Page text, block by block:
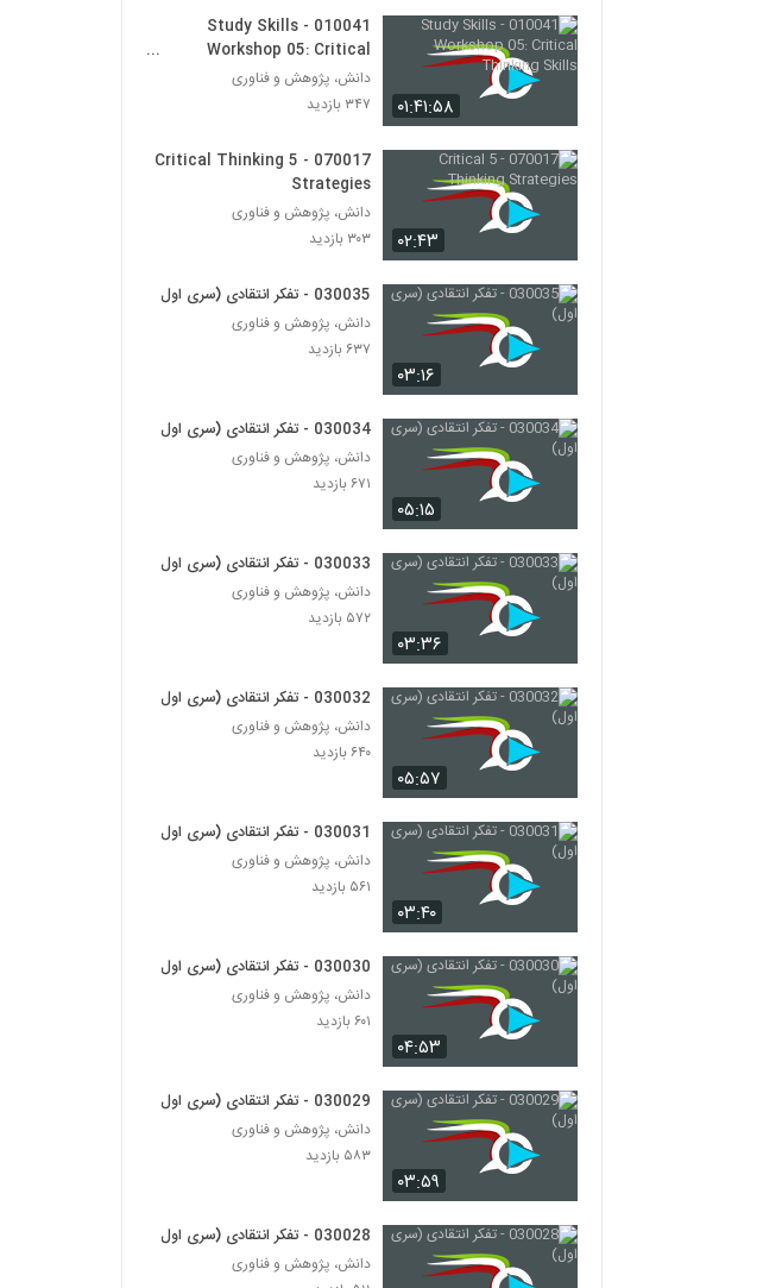
۵۸۳ بازدید
030030 - تفکر انتقادی (سری اول)
۶۰۱ بازدید
۵۶۱ بازدید
030032 - تفکر انتقادی (سری اول)
۶۴۰ بازدید
030033 - تفکر انتقادی (سری اول)
030034 - تفکر انتقادی (سری اول)
۶۷۱ بازدید
030035 - تفکر انتقادی (سری اول)
۶۳۷ بازدید
030036 - نظریه انتخاب عقلانی
۴۸۳ بازدید
030042 - نظریه دانش
۵۳۲ بازدید
030043 - نظریه دانش
۴۸۷ بازدید
030044 - نظریه دانش
030045 - نظریه دانش
۵۱۹ بازدید
030046 - نظریه دانش
۵۳۲ بازدید
۰۱:۴۱:۵۸
010041 - Study Skills
Workshop 05: Critical
Thinking Skills
دانش، پژوهش و فناوری
۳۴۷ بازدید
۰۲:۴۳
070017 - 5 Critical Thinking
Strategies
دانش، پژوهش و فناوری
۳۰۳ بازدید
۰۳:۱۶
030035 - تفکر انتقادی (سری اول)
دانش، پژوهش و فناوری
۶۳۷ بازدید
۰۵:۱۵
030034 - تفکر انتقادی (سری اول)
دانش، پژوهش و فناوری
۶۷۱ بازدید
۰۳:۳۶
030033 - تفکر انتقادی (سری اول)
دانش، پژوهش و فناوری
۵۷۲ بازدید
۰۵:۵۷
030032 - تفکر انتقادی (سری اول)
دانش، پژوهش و فناوری
۶۴۰ بازدید
۰۳:۴۰
030031 - تفکر انتقادی (سری اول)
دانش، پژوهش و فناوری
۵۶۱ بازدید
۰۴:۵۳
030030 - تفکر انتقادی (سری اول)
دانش، پژوهش و فناوری
۶۰۱ بازدید
۰۳:۵۹
030029 - تفکر انتقادی (سری اول)
دانش، پژوهش و فناوری
۵۸۳ بازدید
030028 - تفکر انتقادی (سری اول)
دانش، پژوهش و فناوری